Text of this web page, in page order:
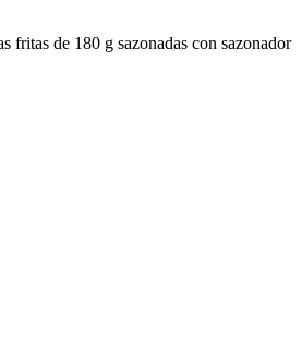
fritas de 180 g sazonadas con sazonador